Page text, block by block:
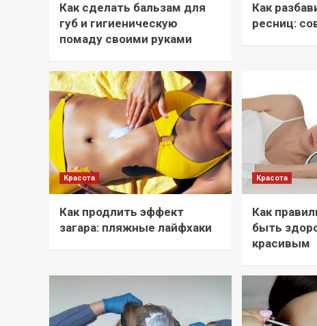
Как сделать бальзам для
губ и гигиеническую
помаду своими руками
Как
ресниц:
Красота
Как продлить эффект
загара: пляжные лайфхаки
Красота
Как
быть
красивым